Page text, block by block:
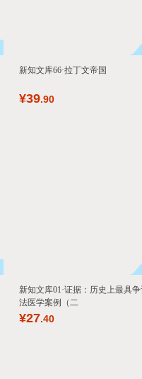
新知文库66·拉丁文帝国
¥39.90
新知文库01·证据：历史上最具
法医学案例（二
¥27.40